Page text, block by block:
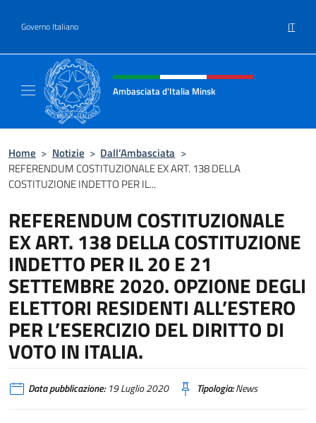
Governo Italiano IT
Intestazione sito, social e menù
Ambasciata d'Italia Minsk
Home > Notizie > Dall’Ambasciata >
REFERENDUM COSTITUZIONALE EX ART. 138 DELLA
COSTITUZIONE INDETTO PER IL...
REFERENDUM COSTITUZIONALE
EX ART. 138 DELLA COSTITUZIONE
INDETTO PER IL 20 E 21
SETTEMBRE 2020. OPZIONE DEGLI
ELETTORI RESIDENTI ALL’ESTERO
PER L’ESERCIZIO DEL DIRITTO DI
VOTO IN ITALIA.
Data pubblicazione:19 Luglio 2020 Tipologia:News